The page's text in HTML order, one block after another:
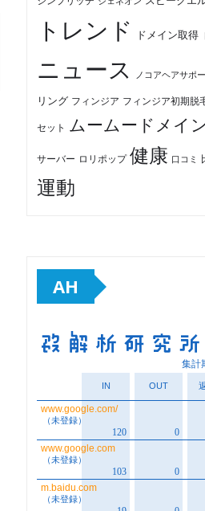
トレンド ドメイン取得
ニュース ノコアヘアサポ
リング フィンジア フィンジア初期脱
セット ムームードメイン
サーバー ロリポップ 健康 口コミ
運動
AH